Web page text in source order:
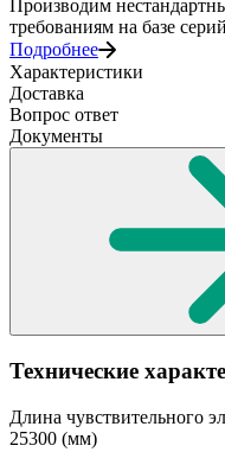
Производим
требованиям на базе
Подробнее
Характеристики
Доставка
Вопрос ответ
Документы
Технические
Длина чувствительного
25300 (мм)